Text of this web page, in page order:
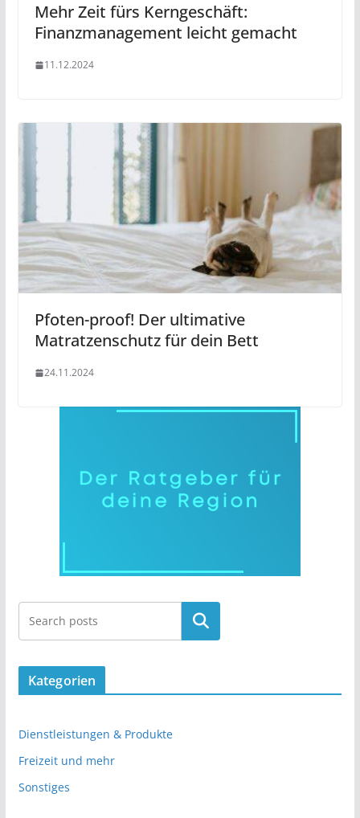
Mehr Zeit fürs Kerngeschäft:
Finanzmanagement leicht gemacht
11.12.2024
Pfoten-proof! Der ultimative
Matratzenschutz für dein Bett
24.11.2024
Kategorien
Dienstleistungen & Produkte
Freizeit und mehr
Sonstiges